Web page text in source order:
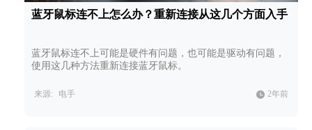
蓝牙鼠标连不上怎么办？重新连接从这几个方面入手
蓝牙鼠标连不上可能是硬件有问题，也可能是驱动有问题，
使用这几种方法重新连接蓝牙鼠标。
来源: 电手 2年前